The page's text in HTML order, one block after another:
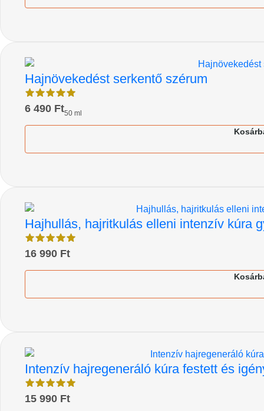
Hajnövekedést serkentő szérum
6 490 Ft50 ml
Hajhullás, hajritkulás elleni intenzív kúra
16 990 Ft
Intenzív hajregeneráló kúra festett és
15 990 Ft